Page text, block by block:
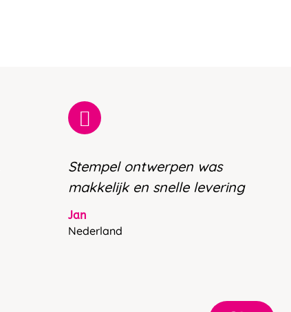
Stempel ontwerpen was
makkelijk en snelle levering
Jan
Nederland